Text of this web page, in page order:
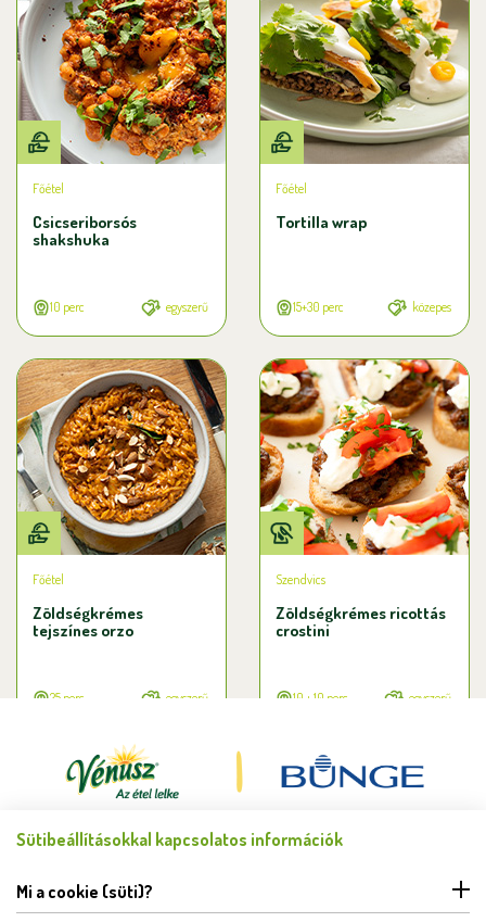
Sütibeállításokkal kapcsolatos információk
Mi a cookie (süti)?
Főétel
Csicseriborsós
shakshuka
10 perc egyszerű
Főétel
Tortilla wrap
15+30 perc közepes
Főétel
Zöldségkrémes
tejszínes orzo
25 perc egyszerű
Szendvics
Zöldségkrémes ricottás
crostini
10 + 10 perc egyszerű
Minden jog fenntartva © Bunge Zrt. 2026.
ADATKEZELÉSI TÁJÉKOZTATÓ